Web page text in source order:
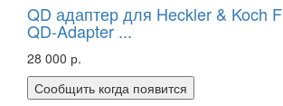
QD адаптер для Heckler & Koch
QD-Adapter ...
28 000 р.
Сообщить когда появится